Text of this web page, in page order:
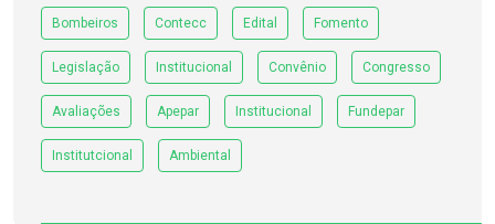
Bombeiros Contecc Edital Fomento
Legislação Institucional Convênio Congresso
Avaliações Apepar Institucional Fundepar
Institutcional Ambiental